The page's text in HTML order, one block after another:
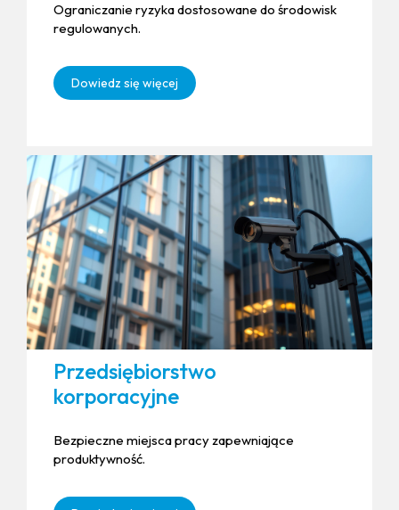
Ograniczanie ryzyka dostosowane do środowisk
regulowanych.
Dowiedz się więcej
Przedsiębiorstwo
korporacyjne
Bezpieczne miejsca pracy zapewniające
produktywność.